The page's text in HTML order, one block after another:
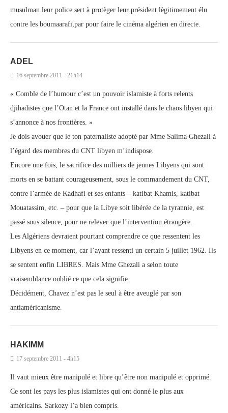
musulman.leur police sert à protèger leur président lègitimement élu
contre les boumaarafi,par pour faire le cinéma algérien en directe.
ADEL
16 septembre 2011 - 21h14
« Comble de l’humour c’est un pouvoir islamiste à forts relents
djihadistes que l’Otan et la France ont installé dans le chaos libyen qui
s’annonce à nos frontières. »
Je dois avouer que le ton paternaliste adopté par Mme Salima Ghezali à
l’égard des membres du CNT libyen m’indispose.
Encore une fois, le sacrifice des milliers de jeunes Libyens qui sont
morts en se battant courageusement, sous le commandement du CNT,
contre l’armée de Kadhafi et ses enfants – katibat Khamis, katibat
Mouatassim, etc. – pour que la Libye soit libérée de la tyrannie, est
passé sous silence, pour ne relever que l’intervention étrangère.
Les Algériens devraient pourtant comprendre ce que ressentent les
Libyens en ce moment, car l’ayant ressenti un certain 5 juillet 1962. Ils
se sentent enfin LIBRES. Mais Mme Ghezali a selon toute
vraisemblance oublié ce que cela signifie.
Décidément, Chavez n’est pas le seul à être aveuglé par son
antiaméricanisme.
HAKIMM
17 septembre 2011 - 4h15
Il vaut mieux être manipulé et libre qu’être non manipulé et opprimé.
Ce sont les pays les plus islamistes qui ont donné le plus aux
américains. Sarkozy l’a bien compris.